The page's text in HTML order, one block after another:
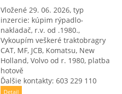
Vložené 29. 06. 2026, typ
inzercie: kúpim rýpadlo-
nakladač, r.v. od .1980.,
Vykoupím veškeré traktobragry
CAT, MF, JCB, Komatsu, New
Holland, Volvo od r. 1980, platba
hotově
Ďalšie kontakty: 603 229 110
Detail